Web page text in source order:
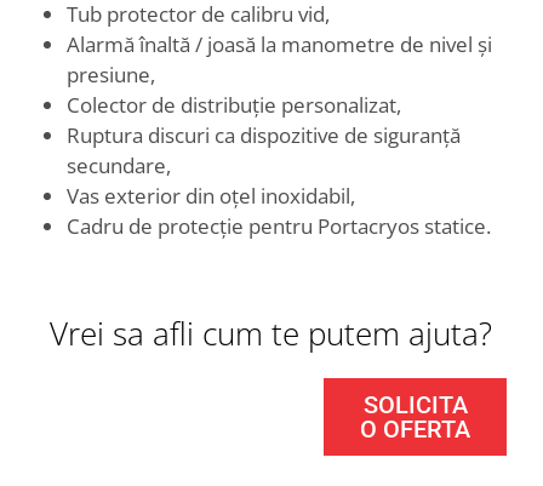
Tub protector de calibru vid,
Alarmă înaltă / joasă la manometre de nivel și
presiune,
Colector de distribuție personalizat,
Ruptura discuri ca dispozitive de siguranță
secundare,
Vas exterior din oțel inoxidabil,
Cadru de protecție pentru Portacryos statice.
Vrei sa afli cum te putem ajuta?
SOLICITA
O OFERTA